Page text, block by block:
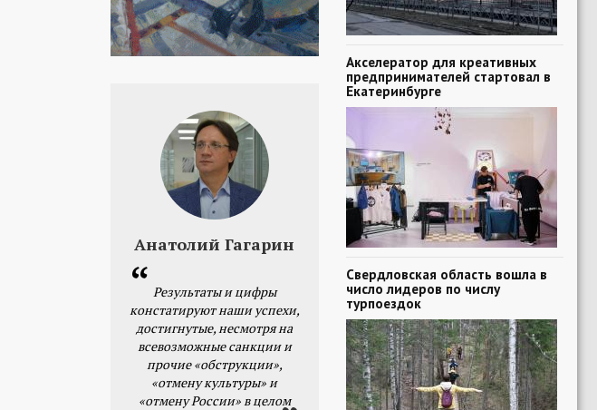
Анатолий Гагарин
Результаты и цифры
констатируют наши успехи,
достигнутые, несмотря на
всевозможные санкции и
прочие «обструкции»,
«отмену культуры» и
«отмену России» в целом
Акселератор для креативных
предпринимателей стартовал в
Екатеринбурге
Свердловская область вошла в
число лидеров по числу
турпоездок